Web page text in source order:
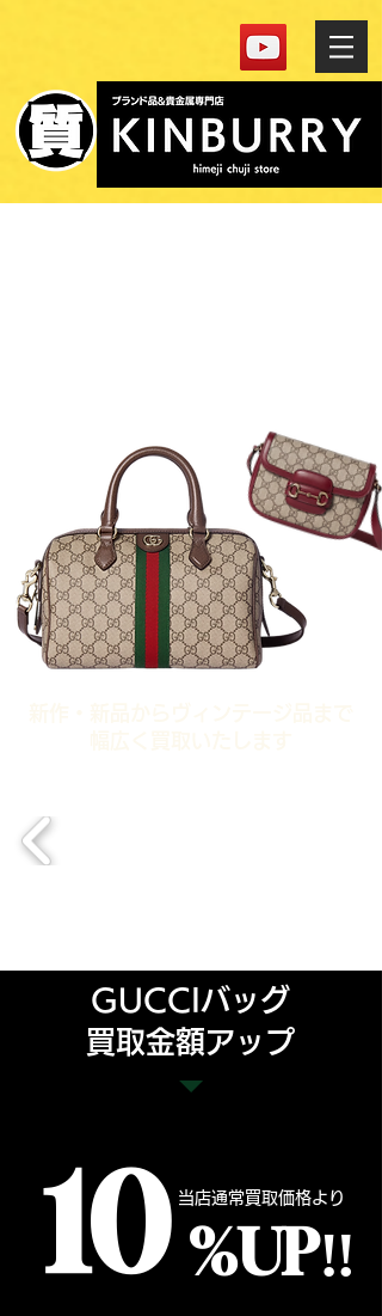
GUCCIバッグ
買取金額アップ
​10 ​当店通常買取価格より
​%UP‼︎